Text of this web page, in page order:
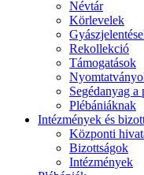
Névtár
Körlevelek
Rekollekció
Támogatások
Segédanyag
Plébániáknak
Intézmények és
Központi
Bizottságok
Intézmények